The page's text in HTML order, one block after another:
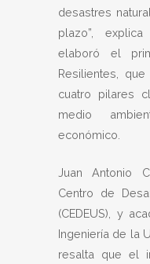
desastres
plazo”,
elaboró el
Resilientes,
cuatro pilares
medio
económico.
Juan Antonio
Centro de
(CEDEUS), y
Ingeniería de la
resalta que el